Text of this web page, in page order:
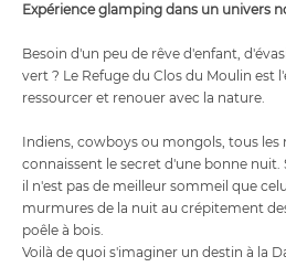
Expérience glamping dans un univers
Besoin d'un peu de rêve d'enfant,
vert ? Le Refuge du Clos du Moulin est
ressourcer et renouer avec la nature.
Indiens, cowboys ou mongols, tous les
connaissent le secret d'une bonne nuit.
il n'est pas de meilleur sommeil que
murmures de la nuit au crépitement
poêle à bois.
Voilà de quoi s'imaginer un destin à la